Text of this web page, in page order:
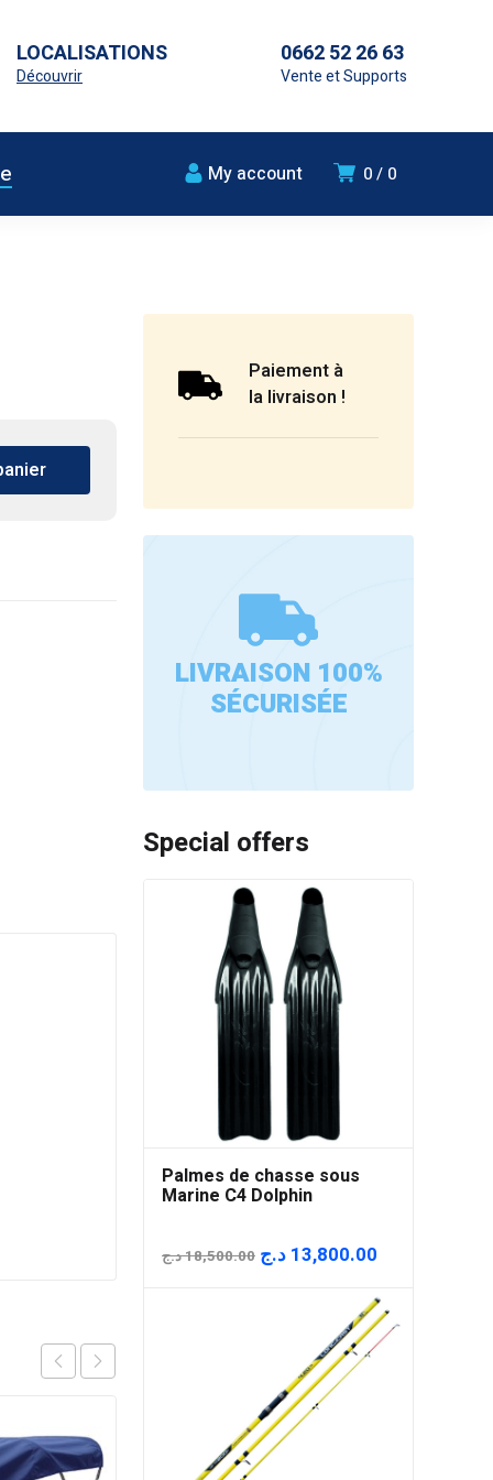
LOCALISATIONS
Découvrir
0662 52 26 63
Vente et Supports
0 0
My account
Paiement à
la livraison !
LIVRAISON 100%
SÉCURISÉE
Special offers
Palmes de chasse sous
Marine C4 Dolphin
18,500.00د.ج
Le 13,800.00 د.ج
actuel
est :